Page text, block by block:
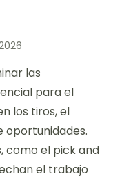
las
para el
los tiros, el
oportunidades.
como el pick and
el trabajo